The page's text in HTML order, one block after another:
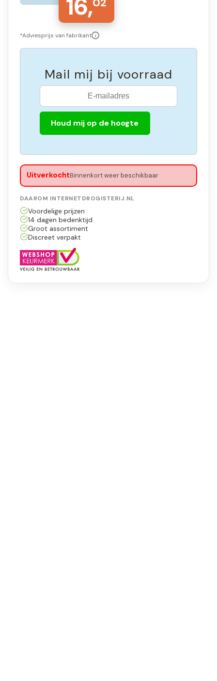
16,
*Adviesprijs van fabrikant i
Mail mij bij voorraad
Houd mij op de hoogte
UitverkochtBinnenkort weer beschikbaar
DAAROM INTERNETDROGISTERIJ.NL
Voordelige prijzen
14 dagen bedenktijd
Groot assortiment
Discreet verpakt